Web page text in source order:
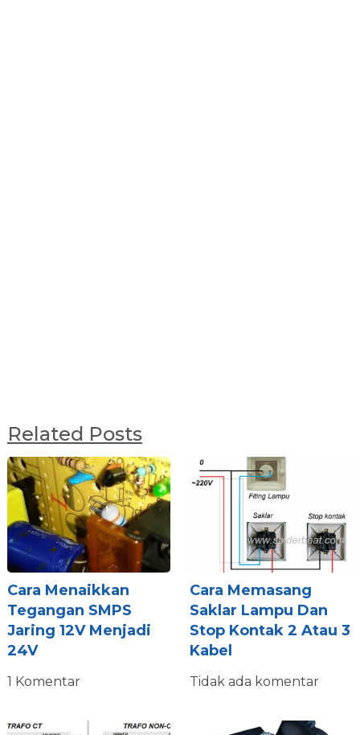
Related Posts
Cara Menaikkan
Tegangan SMPS
Jaring 12V Menjadi
24V
1 Komentar
Cara Memasang
Saklar Lampu Dan
Stop Kontak 2 Atau 3
Kabel
Tidak ada komentar